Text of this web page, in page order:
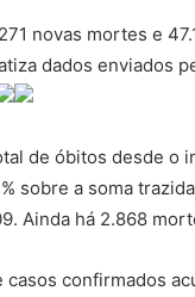
novas mortes e
dados enviados
de óbitos desde o
sobre a soma
Ainda há 2.868
confirmados